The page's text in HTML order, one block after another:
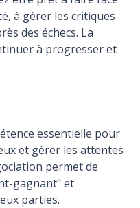
à gérer les critiques
des échecs. La
à progresser et
essentielle pour
et gérer les attentes
permet de
gagnant" et
parties.